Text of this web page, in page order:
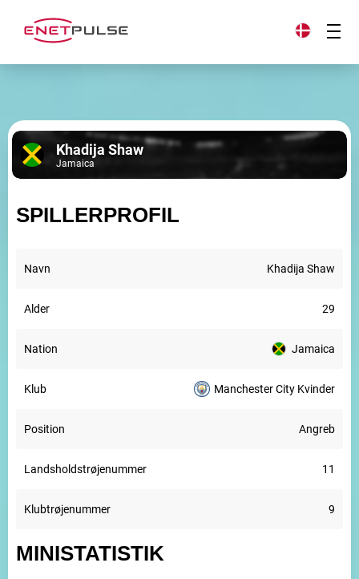
Khadija Shaw
Jamaica
SPILLERPROFIL
Navn Khadija Shaw
Alder 29
Nation Jamaica
Klub Manchester City Kvinder
Position Angreb
Landsholdstrøjenummer 11
Klubtrøjenummer 9
MINISTATISTIK